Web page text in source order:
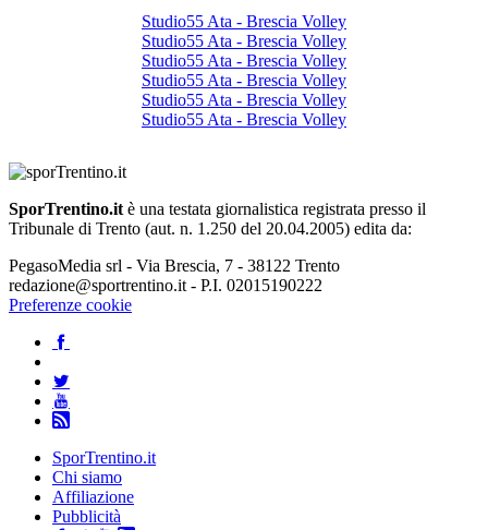
Studio55 Ata - Brescia Volley
Studio55 Ata - Brescia Volley
Studio55 Ata - Brescia Volley
Studio55 Ata - Brescia Volley
Studio55 Ata - Brescia Volley
Studio55 Ata - Brescia Volley
SporTrentino.it è una testata giornalistica registrata presso il
Tribunale di Trento (aut. n. 1.250 del 20.04.2005) edita da:
PegasoMedia srl - Via Brescia, 7 - 38122 Trento
redazione@sportrentino.it - P.I. 02015190222
Preferenze cookie
SporTrentino.it
Chi siamo
Affiliazione
Pubblicità